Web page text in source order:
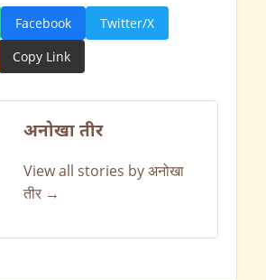
Facebook
Twitter/X
Copy Link
अनोखा तीर
View all stories by अनोखा
तीर →